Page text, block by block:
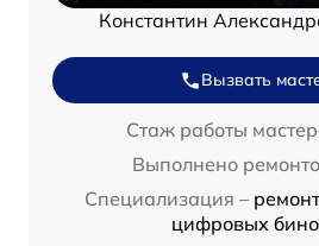
Константин
Вызвать
Стаж работы
Выполнено
Специализация –
цифровых